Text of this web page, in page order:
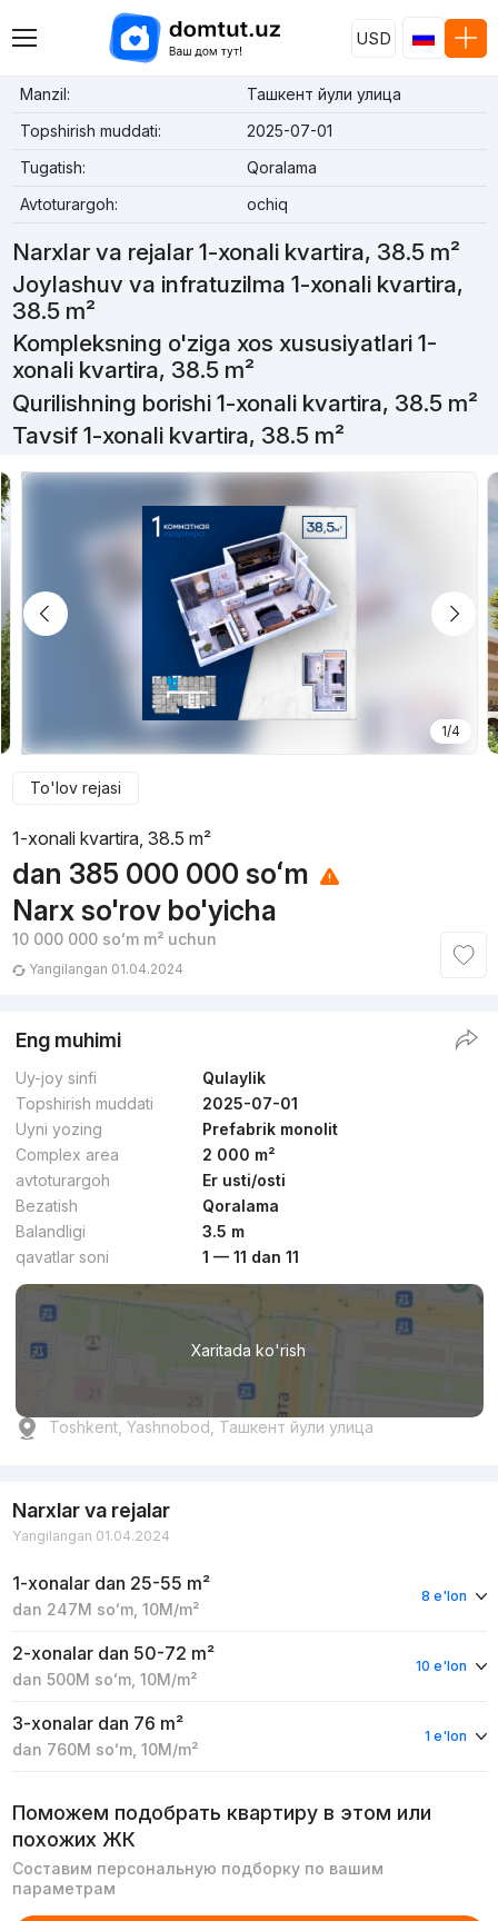
USD
Manzil:
Ташкент йули улица
Topshirish muddati:
2025-07-01
Tugatish:
Qoralama
Avtoturargoh:
ochiq
Narxlar va rejalar 1-xonali kvartira, 38.5 m²
Joylashuv va infratuzilma 1-xonali kvartira,
38.5 m²
Kompleksning o'ziga xos xususiyatlari 1-
xonali kvartira, 38.5 m²
Qurilishning borishi 1-xonali kvartira, 38.5 m²
Tavsif 1-xonali kvartira, 38.5 m²
1/4
To'lov rejasi
1-xonali kvartira, 38.5 m²
dan 385 000 000 soʻm
Narx so'rov bo'yicha
10 000 000 soʻmm² uchun
Yangilangan 01.04.2024
Eng muhimi
Uy-joy sinfi
Qulaylik
Topshirish muddati
2025-07-01
Uyni yozing
Prefabrik monolit
Complex area
2 000 m²
avtoturargoh
Er usti/osti
Bezatish
Qoralama
Balandligi
3.5 m
qavatlar soni
1 — 11 dan 11
Xaritada ko'rish
Toshkent, Yashnobod, Ташкент йули улица
Narxlar va rejalar
Yangilangan 01.04.2024
1-xonalar dan 25-55 m²
dan 247M soʻm, 10M/m²
8 e'lon
2-xonalar dan 50-72 m²
dan 500M soʻm, 10M/m²
10 e'lon
3-xonalar dan 76 m²
dan 760M soʻm, 10M/m²
1 e'lon
Поможем подобрать квартиру в этом или
похожих ЖК
Составим персональную подборку по вашим
параметрам